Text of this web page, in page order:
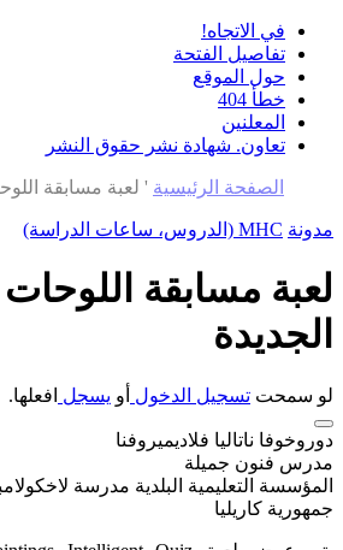
في الاتجاه!
تفاصيل الفتحة
حول الموقع
خطأ 404
المعلنين
تعاون. شهادة نشر حقوق النشر
الصفحة الرئيسية ' لعبة مسابقة
مدونة MHC (الدروس، ساعات الدراسة)
لعبة مسابقة اللوحات
الجديدة
لو سمحت تسجيل الدخول أو يسجل افعلها.
دوروخوفا ناتاليا فلاديميروفنا
مدرس فنون جميلة
المؤسسة التعليمية البلدية مدرسة
جمهورية كاريليا